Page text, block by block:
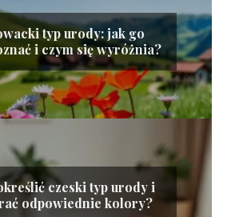
typ urody: jak go
i czym się wyróżnia?
czeski typ urody i
odpowiednie kolory?